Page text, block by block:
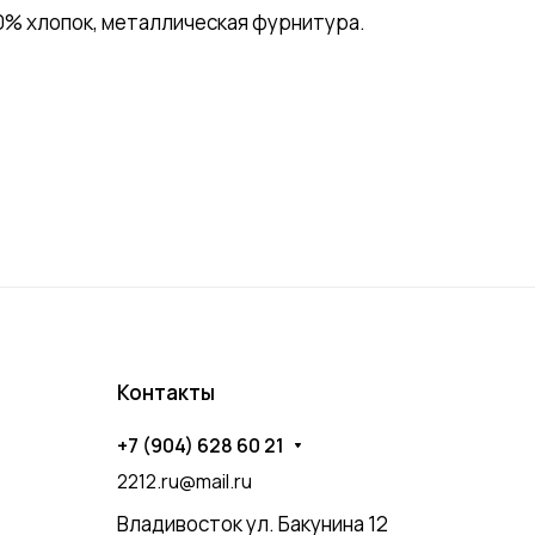
хлопок, металлическая фурнитура.
Контакты
+7 (904) 628 60 21
2212.ru@mail.ru
Владивосток ул. Бакунина 12